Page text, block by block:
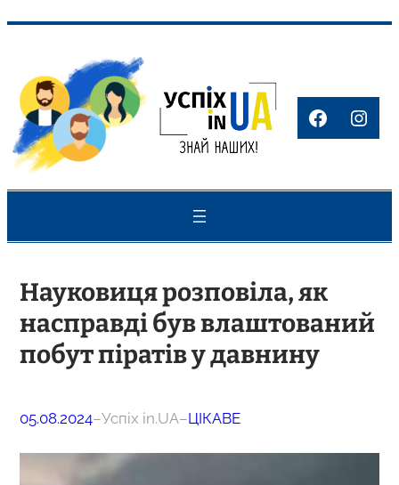
вмісту
Науковиця розповіла, як
насправді був влаштований
побут піратів у давнину
05.08.2024–Успіх in.UA–ЦІКАВЕ